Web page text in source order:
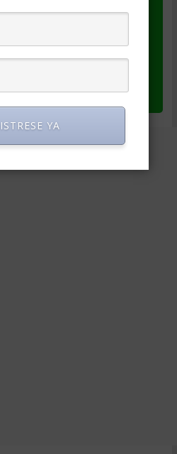
articulo/cuando-tu-
de-estres/)
autor/coachde
YA